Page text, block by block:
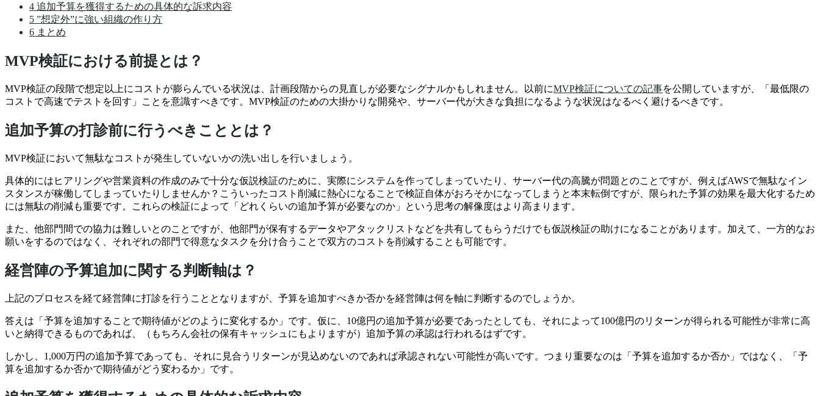
4 追加予算を獲得するための具体的な訴求内容
5 ”想定外”に強い組織の作り方
6 まとめ
MVP検証における前提とは？
MVP検証の段階で想定以上にコストが膨らんでいる状況は、計画段階からの見直しが必要なシグナルかもしれません。 以前にMVP検証についての記事を公開していますが、「最低限の
コストで高速でテストを回す」ことを意識すべきです。 MVP検証のための大掛かりな開発や、サーバー代が大きな負担になるような状況はなるべく避けるべきです。
追加予算の打診前に行うべきこととは？
MVP検証において無駄なコストが発生していないかの洗い出しを行いましょう。
具体的にはヒアリングや営業資料の作成のみで十分な仮説検証のために、実際にシステムを作ってしまっていたり、 サーバー代の高騰が問題とのことですが、例えばAWSで無駄なイン
スタンスが稼働してしまっていたりしませんか？ こういったコスト削減に熱心になることで検証自体がおろそかになってしまうと本末転倒ですが、限られた予算の効果を最大化するため
には無駄の削減も重要です。
これらの検証によって「どれくらいの追加予算が必要なのか」という思考の解像度はより高まります。
また、他部門間での協力は難しいとのことですが、他部門が保有するデータやアタックリストなどを共有してもらうだけでも仮説検証の助けになることがあります。 加えて、一方的なお
願いをするのではなく、それぞれの部門で得意なタスクを分け合うことで双方のコストを削減することも可能です。
経営陣の予算追加に関する判断軸は？
上記のプロセスを経て経営陣に打診を行うこととなりますが、予算を追加すべきか否かを経営陣は何を軸に判断するのでしょうか。
答えは「予算を追加することで期待値がどのように変化するか」です。 仮に、10億円の追加予算が必要であったとしても、それによって100億円のリターンが得られる可能性が非常に高
いと納得できるものであれば、（もちろん会社の保有キャッシュにもよりますが）追加予算の承認は行われるはずです。
しかし、1,000万円の追加予算であっても、それに見合うリターンが見込めないのであれば承認されない可能性が高いです。 つまり重要なのは「予算を追加するか否か」ではなく、「予
算を追加するか否かで期待値がどう変わるか」です。